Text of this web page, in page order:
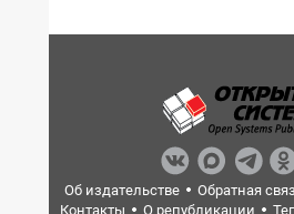
Об издательстве Обратная
Контакты
О републикации